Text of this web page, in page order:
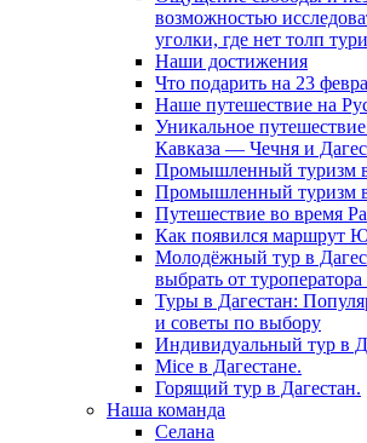
возможностью
уголки, где нет толп
Наши достижения
Что подарить на 23
Наше путешествие на
Уникальное
Кавказа — Чечня и
Промышленный туризм в
Промышленный туризм
Путешествие во время
Как появился маршрут
Молодёжный тур в
выбрать от
Туры в Дагестан:
и советы по выбору
Индивидуальный тур в
Mice в Дагестане.
Горящий тур в Дагестан.
Наша команда
Селана